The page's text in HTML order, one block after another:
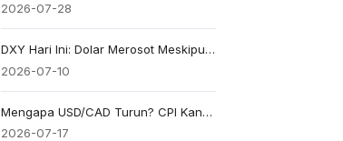
2026-07-28
DXY Hari Ini: Dolar Merosot Meskipun Imbal Hasil Tinggi saat Pasar Menilai Ulang Prospek Suku Bunga
2026-07-10
Mengapa USD/CAD Turun? CPI Kanada Bulan Juni Bisa Menentukan Apa yang Akan Terjadi Selanjutnya
2026-07-17